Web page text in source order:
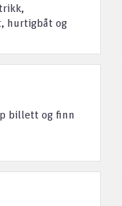
hurtigbåt og
billett og finn